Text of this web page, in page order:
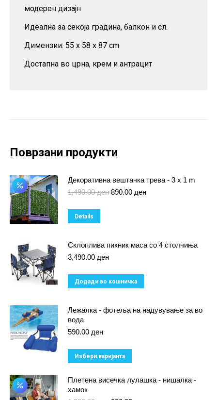
модерен дизајн
Идеална за секоја градина, балкон и сл.
Димензии: 55 x 58 x 87 cm
Достапна во црна, крем и антрацит
Поврзани продукти
Декоративна вештачка трева - 3 x 1 m
1,490.00ден Original
890.00 денCurrent
Details
Склоплива пикник маса со 4 столчиња
3,490.00 ден
Додади во кошничка
Лежалка - фотеља на надувување за во
вода
590.00 ден
Избери варијанта
has
Плетена висечка лулашка - нишалка -
хамок